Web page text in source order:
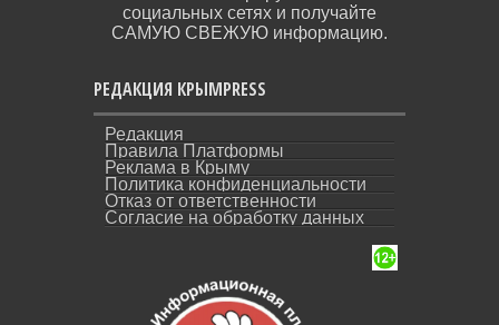
социальных сетях и получайте
САМУЮ СВЕЖУЮ информацию.
РЕДАКЦИЯ КРЫМPRESS
Редакция
Правила Платформы
Реклама в Крыму
Политика конфиденциальности
Отказ от ответственности
Согласие на обработку данных